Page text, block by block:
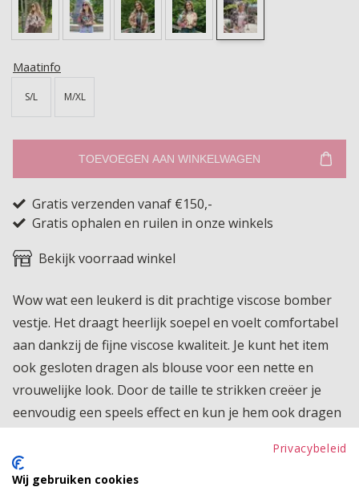
Maatinfo
S/L M/XL
TOEVOEGEN AAN WINKELWAGEN
Gratis verzenden vanaf €150,-
Gratis ophalen en ruilen in onze winkels
Bekijk voorraad winkel
Wow wat een leukerd is dit prachtige viscose bomber
vestje. Het draagt heerlijk soepel en voelt comfortabel
aan dankzij de fijne viscose kwaliteit. Je kunt het item
ook gesloten dragen als blouse voor een nette en
vrouwelijke look. Door de taille te strikken creëer je
eenvoudig een speels effect en kun je hem ook dragen
naar wens kunt stylen. Een veelzijdig en trendy item dat
je op verschillende manieren kunt combineren en je
Privacybeleid
Wij gebruiken cookies